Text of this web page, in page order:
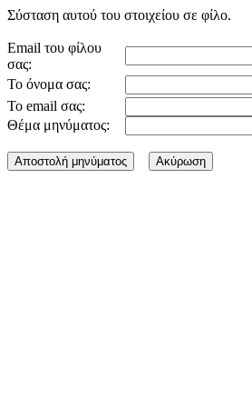
Σύσταση αυτού του στοιχείου σε φίλο.
Email του φίλου
σας:
Το όνομα σας:
Το email σας:
Θέμα μηνύματος: